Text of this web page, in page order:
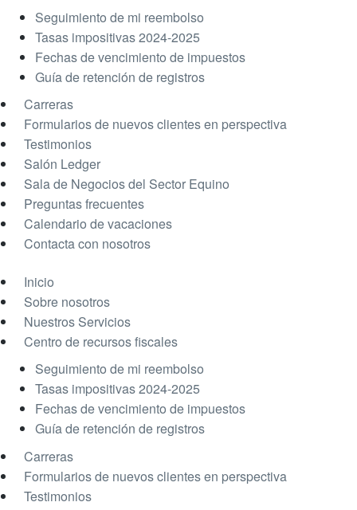
Seguimiento de mi reembolso
Tasas impositivas 2024-2025
Fechas de vencimiento de impuestos
Guía de retención de registros
Carreras
Formularios de nuevos clientes en perspectiva
Testimonios
Salón Ledger
Sala de Negocios del Sector Equino
Preguntas frecuentes
Calendario de vacaciones
Contacta con nosotros
Inicio
Sobre nosotros
Nuestros Servicios
Centro de recursos fiscales
Seguimiento de mi reembolso
Tasas impositivas 2024-2025
Fechas de vencimiento de impuestos
Guía de retención de registros
Carreras
Formularios de nuevos clientes en perspectiva
Testimonios